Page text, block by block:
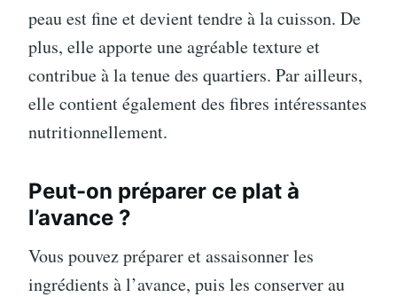
peau est fine et devient tendre à la cuisson. De
plus, elle apporte une agréable texture et
contribue à la tenue des quartiers. Par ailleurs,
elle contient également des fibres intéressantes
nutritionnellement.
Peut-on préparer ce plat à
l’avance ?
Vous pouvez préparer et assaisonner les
ingrédients à l’avance, puis les conserver au